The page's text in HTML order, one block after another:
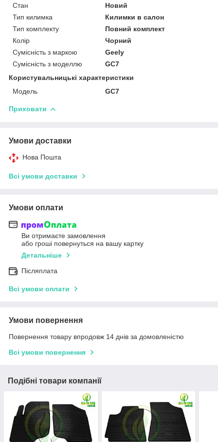
Стан
Новий
Тип килимка
Килимки в салон
Тип комплекту
Повний комплект
Колір
Чорний
Сумісність з маркою
Geely
Сумісність з моделлю
GC7
Користувальницькі характеристики
Мoдель
GC7
Приховати
Умови доставки
Нова Пошта
Всі умови доставки
Умови оплати
Ви отримаєте замовлення
або гроші повернуться на вашу картку
Детальніше
Післяплата
Всі умови оплати
Умови повернення
Повернення товару впродовж 14 днів за домовленістю
Всі умови повернення
Подібні товари компанії